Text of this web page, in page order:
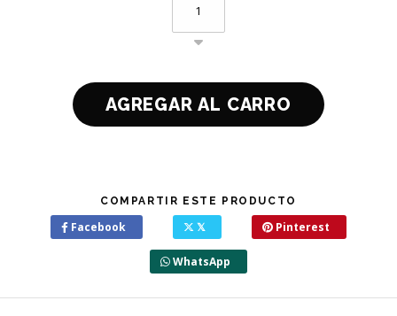
COMPARTIR ESTE PRODUCTO
Facebook 𝕏 Pinterest
WhatsApp